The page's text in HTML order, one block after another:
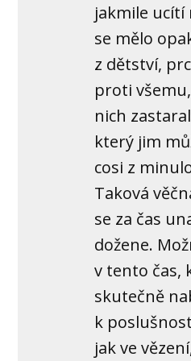
jakmile ucítí
se mělo
z dětství,
proti
nich
který jim
cosi z
Taková
se za čas
dožene.
v tento čas,
skutečně
k
jak ve